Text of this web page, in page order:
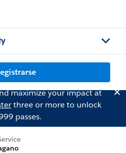
maximize your impact at
three or more to unlock
passes.